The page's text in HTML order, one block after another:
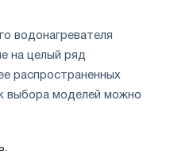
водонагревателя
на целый ряд
распространенных
выбора моделей можно